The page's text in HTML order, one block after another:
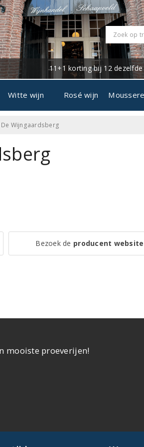
11+1 korting bij 12
Witte wijn Rosé wijn
Wijngaardsberg
Bezoek de producent website
mooiste proeverijen!